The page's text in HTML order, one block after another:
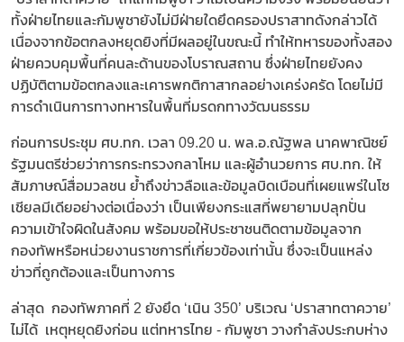
ทั้งฝ่ายไทยและกัมพูชายังไม่มีฝ่ายใดยึดครองปราสาทดังกล่าวได้
เนื่องจากข้อตกลงหยุดยิงที่มีผลอยู่ในขณะนี้ ทำให้ทหารของทั้งสอง
ฝ่ายควบคุมพื้นที่คนละด้านของโบราณสถาน ซึ่งฝ่ายไทยยังคง
ปฏิบัติตามข้อตกลงและเคารพกติกาสากลอย่างเคร่งครัด โดยไม่มี
การดำเนินการทางทหารในพื้นที่มรดกทางวัฒนธรรม
ก่อนการประชุม ศบ.ทก. เวลา 09.20 น. พล.อ.ณัฐพล นาคพาณิชย์
รัฐมนตรีช่วยว่าการกระทรวงกลาโหม และผู้อำนวยการ ศบ.ทก. ให้
สัมภาษณ์สื่อมวลชน ย้ำถึงข่าวลือและข้อมูลบิดเบือนที่เผยแพร่ในโซ
เชียลมีเดียอย่างต่อเนื่องว่า เป็นเพียงกระแสที่พยายามปลุกปั่น
ความเข้าใจผิดในสังคม พร้อมขอให้ประชาชนติดตามข้อมูลจาก
กองทัพหรือหน่วยงานราชการที่เกี่ยวข้องเท่านั้น ซึ่งจะเป็นแหล่ง
ข่าวที่ถูกต้องและเป็นทางการ
ล่าสุด กองทัพภาคที่ 2 ยังยึด ‘เนิน 350’ บริเวณ ‘ปราสาทตาควาย’
ไม่ได้ เหตุหยุดยิงก่อน แต่ทหารไทย - กัมพูชา วางกำลังประกบห่าง